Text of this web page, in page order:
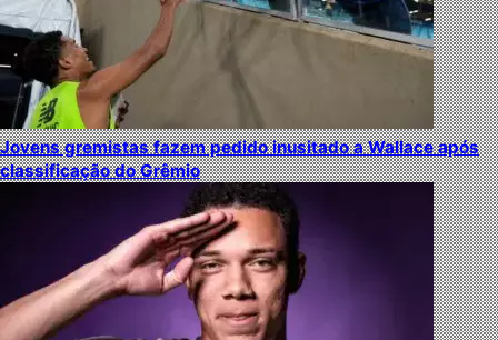
Jovens gremistas fazem pedido inusitado a Wallace após
classificação do Grêmio